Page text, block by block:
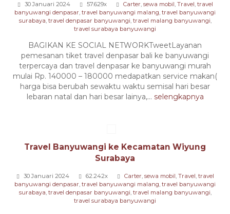
30 Januari 2024 57.629x Carter, sewa mobil, Travel, travel
banyuwangi denpasar, travel banyuwangi malang, travel banyuwangi
surabaya, travel denpasar banyuwangi, travel malang banyuwangi,
travel surabaya banyuwangi
BAGIKAN KE SOCIAL NETWORKTweetLayanan
pemesanan tiket travel denpasar bali ke banyuwangi
terpercaya dan travel denpasar ke banyuwangi murah
mulai Rp. 140000 – 180000 medapatkan service makan(
harga bisa berubah sewaktu waktu semisal hari besar
lebaran natal dan hari besar lainya,... selengkapnya
Travel Banyuwangi ke Kecamatan Wiyung
Surabaya
30 Januari 2024 62.242x Carter, sewa mobil, Travel, travel
banyuwangi denpasar, travel banyuwangi malang, travel banyuwangi
surabaya, travel denpasar banyuwangi, travel malang banyuwangi,
travel surabaya banyuwangi